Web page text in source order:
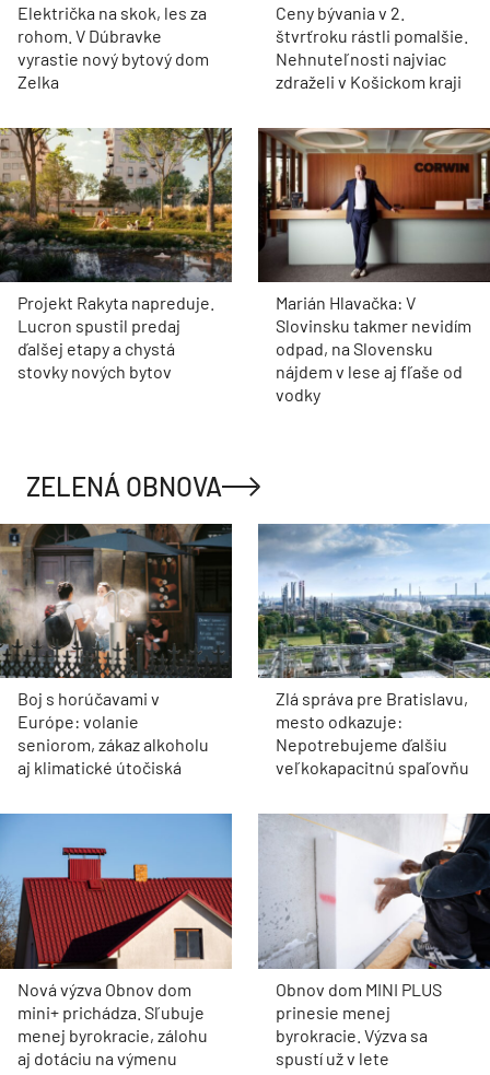
Električka na skok, les za
rohom. V Dúbravke
vyrastie nový bytový dom
Zelka
Ceny bývania v 2.
štvrťroku rástli pomalšie.
Nehnuteľnosti najviac
zdraželi v Košickom kraji
Projekt Rakyta napreduje.
Lucron spustil predaj
ďalšej etapy a chystá
stovky nových bytov
Marián Hlavačka: V
Slovinsku takmer nevidím
odpad, na Slovensku
nájdem v lese aj fľaše od
vodky
ZELENÁ OBNOVA
Boj s horúčavami v
Európe: volanie
seniorom, zákaz alkoholu
aj klimatické útočiská
Zlá správa pre Bratislavu,
mesto odkazuje:
Nepotrebujeme ďalšiu
veľkokapacitnú spaľovňu
Nová výzva Obnov dom
mini+ prichádza. Sľubuje
menej byrokracie, zálohu
aj dotáciu na výmenu
Obnov dom MINI PLUS
prinesie menej
byrokracie. Výzva sa
spustí už v lete